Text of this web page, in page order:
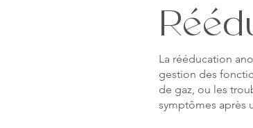
La rééducation
gestion des
de gaz, ou les
symptômes après